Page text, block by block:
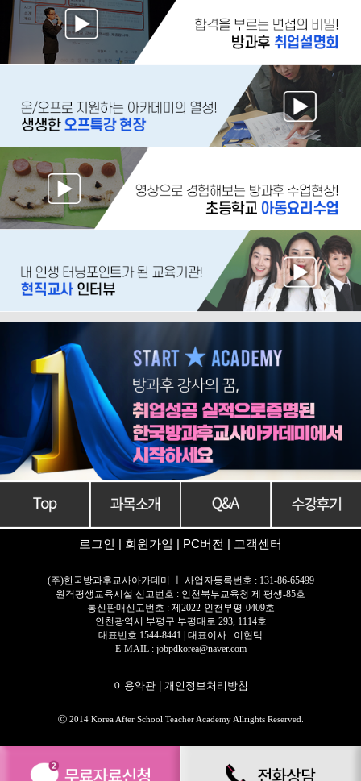
로그인 | 회원가입 | PC버전 | 고객센터
(주)한국방과후교사아카데미 ㅣ 사업자등록번호 : 131-86-65499
원격평생교육시설 신고번호 : 인천북부교육청 제 평생-85호
통신판매신고번호 : 제2022-인천부평-0409호
인천광역시 부평구 부평대로 293, 1114호
대표번호 1544-8441 | 대표이사 : 이현택
E-MAIL : jobpdkorea@naver.com
이용약관| 개인정보처리방침
ⓒ 2014 Korea After School Teacher Academy Allrights Reserved.